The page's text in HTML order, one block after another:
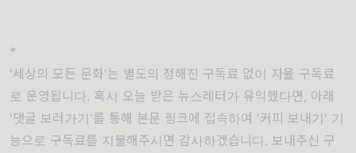
*
'세상의 모든 문화'는 별도의 정해진 구독료 없이 자율 구독료
로 운영됩니다. 혹시 오늘 받은 뉴스레터가 유익했다면, 아래
'댓글 보러가기'를 통해 본문 링크에 접속하여 '커피 보내기' 기
능으로 구독료를 지불해주시면 감사하겠습니다. 보내주신 구